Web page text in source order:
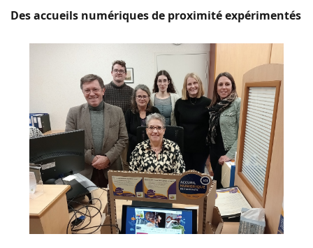
Des accueils numériques de proximité expérimentés